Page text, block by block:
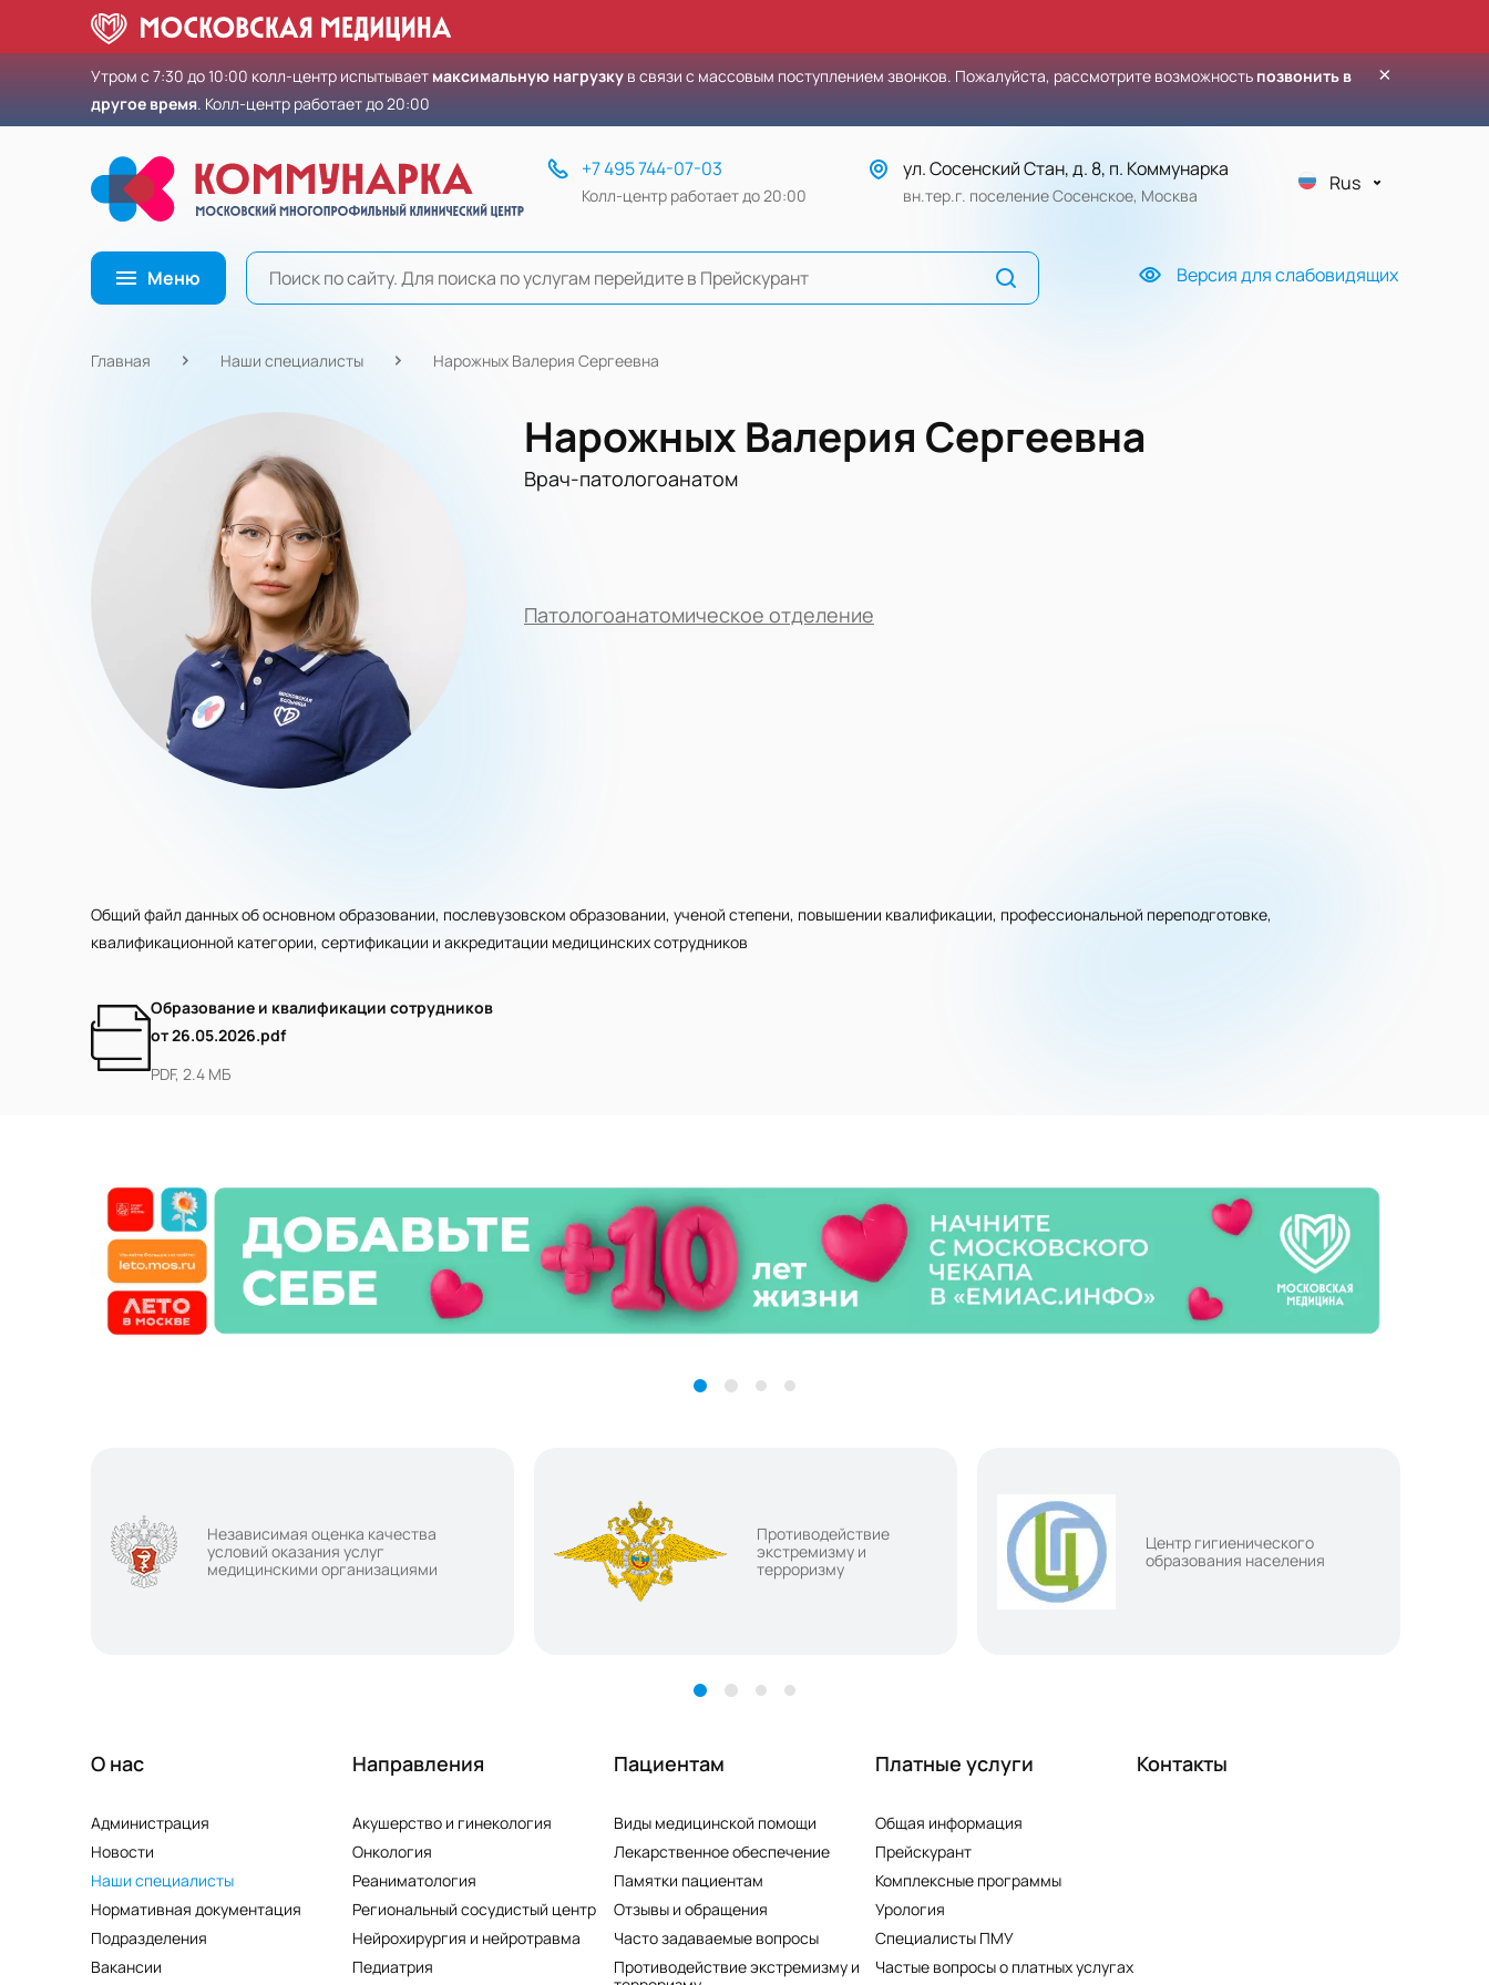
Утром с 7:30 до 10:00 колл-центр испытывает максимальную нагрузку в связи с массовым поступлением звонков. Пожалуйста, рассмотрите возможность позвонить в
другое время. Колл-центр работает до 20:00
×
+7 495 744-07-03
Колл-центр работает до 20:00
ул. Сосенский Стан, д. 8, п. Коммунарка
вн.тер.г. поселение Сосенское, Москва
Rus
Меню Версия для слабовидящих
Главная Наши специалисты Нарожных Валерия Сергеевна
Нарожных Валерия Сергеевна
Врач-патологоанатом
Патологоанатомическое отделение
Общий файл данных об основном образовании, послевузовском образовании, ученой степени, повышении квалификации, профессиональной переподготовке,
квалификационной категории, сертификации и аккредитации медицинских сотрудников
Образование и квалификации сотрудников
от 26.05.2026.pdf
PDF, 2.4 МБ
Независимая оценка качества
условий оказания услуг
медицинскими организациями
Противодействие
экстремизму и
терроризму
Центр гигиенического
образования населения
О нас
Администрация
Новости
Наши специалисты
Нормативная документация
Подразделения
Вакансии
Направления
Акушерство и гинекология
Онкология
Реаниматология
Региональный сосудистый центр
Нейрохирургия и нейротравма
Педиатрия
Пациентам
Виды медицинской помощи
Лекарственное обеспечение
Памятки пациентам
Отзывы и обращения
Часто задаваемые вопросы
Противодействие экстремизму и
Платные услуги
Общая информация
Прейскурант
Комплексные программы
Урология
Специалисты ПМУ
Частые вопросы о платных услугах
Контакты